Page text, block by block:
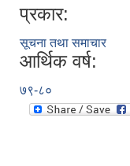
प्रकार:
सूचना तथा समाचार
आर्थिक वर्ष:
७९-८०